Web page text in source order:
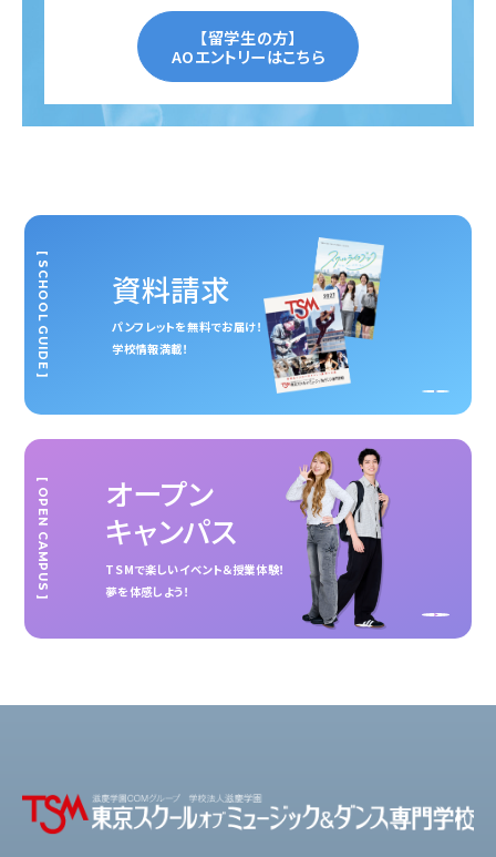
【留学生の方】
AOエントリーはこちら
資料請求
パンフレットを無料でお届け！
学校情報満載！
[ SCHOOL GUIDE ]
オープン
キャンパス
TSMで楽しいイベント＆授業体験！
夢を体感しよう！
[ OPEN CAMPUS ]